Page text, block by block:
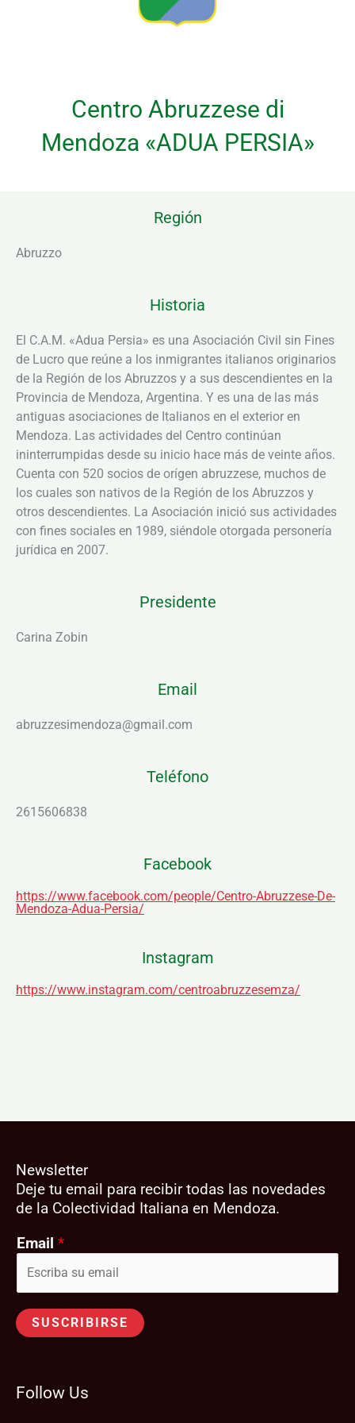
Centro Abruzzese di
Mendoza «ADUA PERSIA»
Región
Abruzzo
Historia
El C.A.M. «Adua Persia» es una Asociación Civil sin Fines
de Lucro que reúne a los inmigrantes italianos originarios
de la Región de los Abruzzos y a sus descendientes en la
Provincia de Mendoza, Argentina. Y es una de las más
antiguas asociaciones de Italianos en el exterior en
Mendoza. Las actividades del Centro continúan
ininterrumpidas desde su inicio hace más de veinte años.
Cuenta con 520 socios de orígen abruzzese, muchos de
los cuales son nativos de la Región de los Abruzzos y
otros descendientes. La Asociación inició sus actividades
con fines sociales en 1989, siéndole otorgada personería
jurídica en 2007.
Presidente
Carina Zobin
Email
abruzzesimendoza@gmail.com
Teléfono
2615606838
Facebook
https://www.facebook.com/people/Centro-Abruzzese-De-
Mendoza-Adua-Persia/
Instagram
https://www.instagram.com/centroabruzzesemza/
Newsletter
Deje tu email para recibir todas las novedades
de la Colectividad Italiana en Mendoza.
Email *
SUSCRIBIRSE
Follow Us